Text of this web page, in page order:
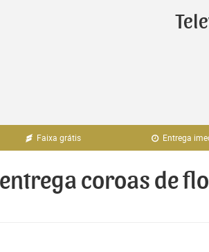
Faixa grátis Entrega
coroas de